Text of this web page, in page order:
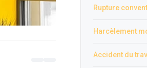
Rupture
Harcèlement
Accident du